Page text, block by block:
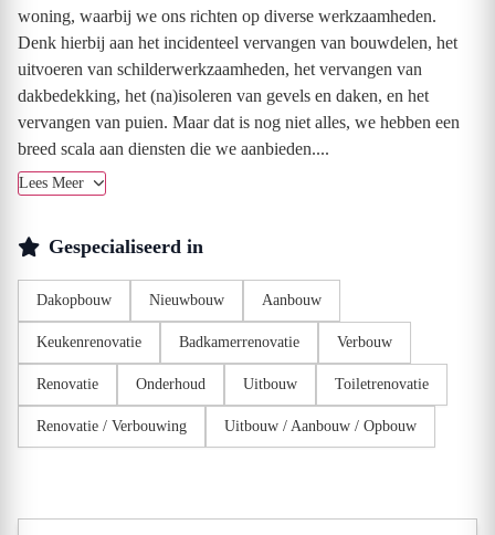
woning, waarbij we ons richten op diverse werkzaamheden.
Denk hierbij aan het incidenteel vervangen van bouwdelen, het
uitvoeren van schilderwerkzaamheden, het vervangen van
dakbedekking, het (na)isoleren van gevels en daken, en het
vervangen van puien. Maar dat is nog niet alles, we hebben een
breed scala aan diensten die we aanbieden....
Lees Meer
Gespecialiseerd in
Dakopbouw Nieuwbouw Aanbouw
Keukenrenovatie Badkamerrenovatie Verbouw
Renovatie Onderhoud Uitbouw Toiletrenovatie
Renovatie / Verbouwing Uitbouw / Aanbouw / Opbouw